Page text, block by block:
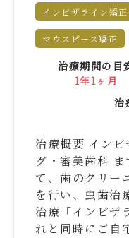
インビザライン矯正
マウスピース矯正
治療期間の目
1年1ヶ月
治
治療概要 イン
グ・審美歯科
て、歯のクリー
を行い、虫歯治
治療「インビザ
れと同時にご